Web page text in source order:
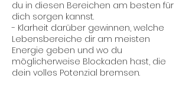
du in diesen Bereichen am besten für
dich sorgen kannst.
- Klarheit darüber gewinnen, welche
Lebensbereiche dir am meisten
Energie geben und wo du
möglicherweise Blockaden hast, die
dein volles Potenzial bremsen.